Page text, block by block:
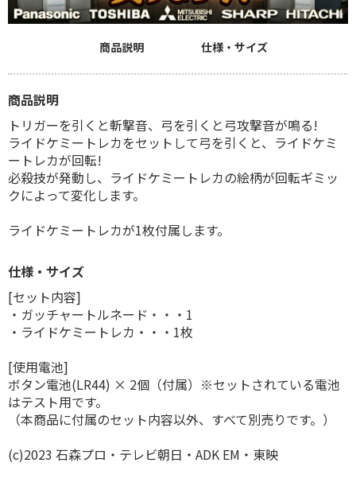
商品説明 仕様・サイズ
商品説明
トリガーを引くと斬撃音、弓を引くと弓攻撃音が鳴る!
ライドケミートレカをセットして弓を引くと、ライドケミ
ートレカが回転!
必殺技が発動し、ライドケミートレカの絵柄が回転ギミッ
クによって変化します。
ライドケミートレカが1枚付属します。
仕様・サイズ
[セット内容]
・ガッチャートルネード・・・1
・ライドケミートレカ・・・1枚
[使用電池]
ボタン電池(LR44) × 2個（付属）※セットされている電池
はテスト用です。
（本商品に付属のセット内容以外、すべて別売りです。）
(c)2023 石森プロ・テレビ朝日・ADK EM・東映